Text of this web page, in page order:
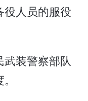
人员的服役
装警察部队